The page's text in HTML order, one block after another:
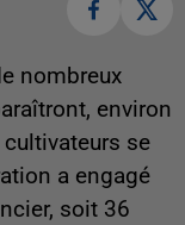
nombreux
environ
se
a engagé
soit 36